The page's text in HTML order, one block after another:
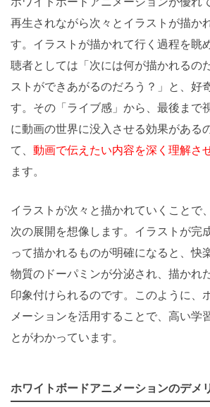
再生されながら次々とイラストが描か
す。イラストが描かれて行く過程を眺
聴者としては「次には何が描かれるの
ストができあがるのだろう？」と、好
す。その「ライブ感」から、最後まで
に動画の世界に没入させる効果がある
て、 動画で伝えたい内容を深く理解さ
ます。
イラストが次々と描かれていくことで
次の展開を想像します。イラストが完
って描かれるものが明確になると、快
物質のドーパミンが分泌され、描かれ
印象付けられるのです。このように、
メーションを活用することで、高い学
とがわかっています。
ホワイトボードアニメーションのデメ